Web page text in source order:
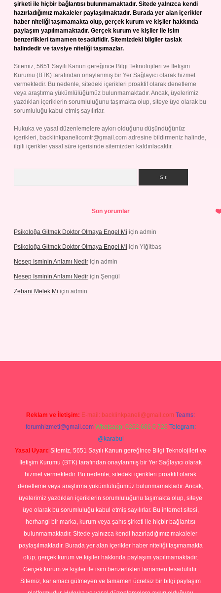
şirketi ile hiçbir bağlantısı bulunmamaktadır. Sitede yalnızca kendi
hazırladığımız makaleler paylaşılmaktadır. Burada yer alan içerikler
haber niteliği taşımamakta olup, gerçek kurum ve kişiler hakkında
paylaşım yapılmamaktadır. Gerçek kurum ve kişiler ile isim
benzerlikleri tamamen tesadüfidir. Sitemizdeki bilgiler taslak
halindedir ve tavsiye niteliği taşımazlar.
Sitemiz, 5651 Sayılı Kanun gereğince Bilgi Teknolojileri ve İletişim
Kurumu (BTK) tarafından onaylanmış bir Yer Sağlayıcı olarak hizmet
vermektedir. Bu nedenle, sitedeki içerikleri proaktif olarak denetleme
veya araştırma yükümlülüğümüz bulunmamaktadır. Ancak, üyelerimiz
yazdıkları içeriklerin sorumluluğunu taşımakta olup, siteye üye olarak bu
sorumluluğu kabul etmiş sayılırlar.
Hukuka ve yasal düzenlemelere aykırı olduğunu düşündüğünüz
içerikleri, backlinkpanelicomtr@gmail.com adresine bildirmeniz halinde,
ilgili içerikler yasal süre içerisinde sitemizden kaldırılacaktır.
Son yorumlar
Psikoloğa Gitmek Doktor Olmaya Engel Mi için admin
Psikoloğa Gitmek Doktor Olmaya Engel Mi için Yiğitbaş
Nesep Isminin Anlamı Nedir için admin
Nesep Isminin Anlamı Nedir için Şengül
Zebani Melek Mi için admin
Reklam ve İletişim: E-mail: backlinkpaneli@gmail.com Teams:
forumhizmeti@gmail.com Whatsapp: 0262 606 0 726 Telegram:
@karabul
Yasal Uyarı: Sitemiz, 5651 Sayılı Kanun gereğince Bilgi Teknolojileri ve
İletişim Kurumu (BTK) tarafından onaylanmış bir Yer Sağlayıcı olarak
hizmet vermektedir. Bu nedenle, sitedeki içerikleri proaktif olarak
denetleme veya araştırma yükümlülüğümüz bulunmamaktadır. Ancak,
üyelerimiz yazdıkları içeriklerin sorumluluğunu taşımakta olup, siteye
üye olarak bu sorumluluğu kabul etmiş sayılırlar. Bu internet sitesi,
herhangi bir marka, kurum veya şahıs şirketi ile hiçbir bağlantısı
bulunmamaktadır. Sitede yalnızca kendi hazırladığımız makaleler
paylaşılmaktadır. Burada yer alan içerikler haber niteliği taşımamakta
olup, gerçek kurum ve kişiler hakkında paylaşım yapılmamaktadır.
Gerçek kurum ve kişiler ile isim benzerlikleri tamamen tesadüfidir.
Sitemiz, kar amacı gütmeyen ve tamamen ücretsiz bir bilgi paylaşım